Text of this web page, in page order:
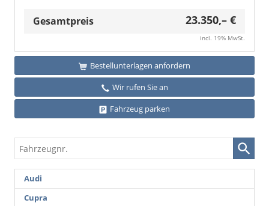
Gesamtpreis 23.350,– €
incl. 19% MwSt.
Bestellunterlagen anfordern
Wir rufen Sie an
Fahrzeug parken
Fahrzeugnr.
Audi
Cupra